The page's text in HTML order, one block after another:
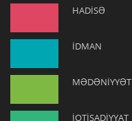
HADİSƏ
İDMAN
MƏDƏNİYYƏT
İQTİSADİYYAT